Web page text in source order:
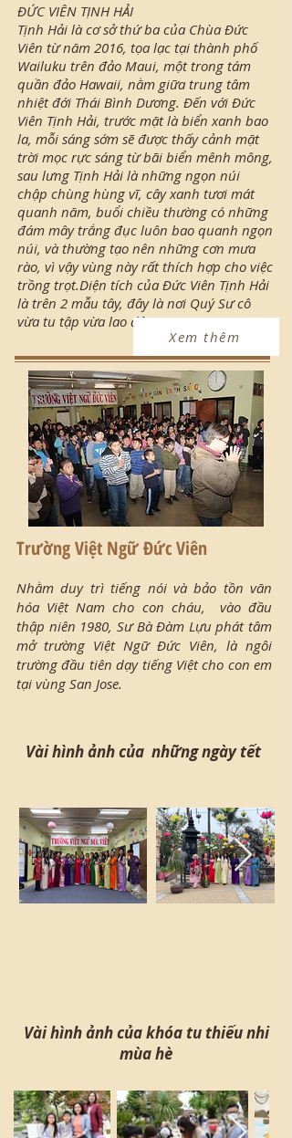
ĐỨC VIÊN TỊNH HẢI
Tịnh Hải là cơ sở thứ ba của Chùa Đức
Viên từ năm 2016, tọa lạc tại thành phố
Wailuku trên đảo Maui, một trong tám
quần đảo Hawaii, nằm giữa trung tâm
nhiệt đới Thái Bình Dương. Đến với Đức
Viên Tịnh Hải, trước mặt là biển xanh bao
la, mỗi sáng sớm sẽ được thấy cảnh mặt
trời mọc rực sáng từ bãi biển mênh mông,
sau lưng Tịnh Hải là những ngọn núi
chập chùng hùng vĩ, cây xanh tươi mát
quanh năm, buổi chiều thường có những
đám mây trắng đục luôn bao quanh ngọn
núi, và thường tạo nên những cơn mưa
rào, vì vậy vùng này rất thích hợp cho việc
trồng trọt.Diện tích của Đức Viên Tịnh Hải
là trên 2 mẫu tây, đây là nơi Quý Sư cô
vừa tu tập vừa lao động.
Xem thêm
Trường Việt Ngữ Đức Viên
Nhằm duy trì tiếng nói và bảo tồn văn
hóa Việt Nam cho con cháu, vào đầu
thập niên 1980, Sư Bà Đàm Lựu phát tâm
mở trường Việt Ngữ Đức Viên, là ngôi
trường đầu tiên dạy tiếng Việt cho con em
tại vùng San Jose.
Vài hình ảnh của những ngày tết
Vài hình ảnh của khóa tu thiếu nhi
mùa hè